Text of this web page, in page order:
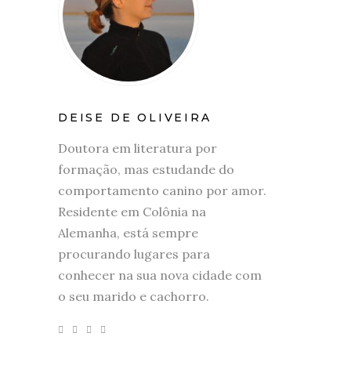
DEISE DE OLIVEIRA
Doutora em literatura por
formação, mas estudande do
comportamento canino por amor.
Residente em Colônia na
Alemanha, está sempre
procurando lugares para
conhecer na sua nova cidade com
o seu marido e cachorro.